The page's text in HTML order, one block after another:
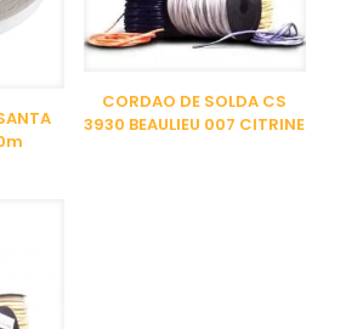
CORDAO DE SOLDA CS
3930 BEAULIEU 007 CITRINE